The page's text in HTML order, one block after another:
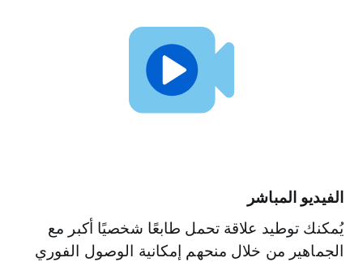
الفيديو المباشر
يُمكنك توطيد علاقة تحمل طابعًا شخصيًا أكبر مع
الجماهير من خلال منحهم إمكانية الوصول الفوري
استهداف الأحداث
إلى لوحة معلومات الإعلانات.